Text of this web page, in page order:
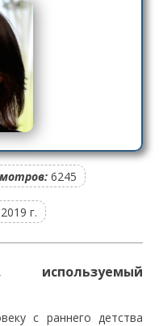
6245
г.
используемый
с раннего детства